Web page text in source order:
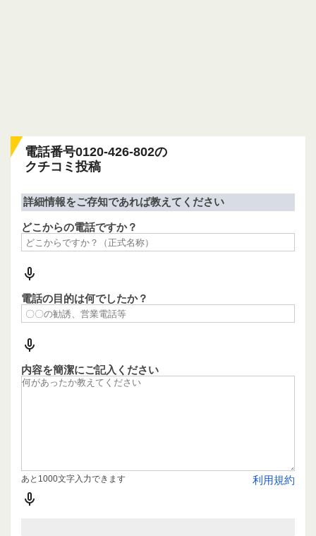
電話番号0120-426-802の
クチコミ投稿
詳細情報をご存知であれば教えてください
どこからの電話ですか？
電話の目的は何でしたか？
内容を簡潔にご記入ください
利用規約
あと1000文字入力できます